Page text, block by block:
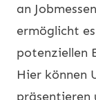
an
ermöglicht
potenziellen
Hier können
präsentieren